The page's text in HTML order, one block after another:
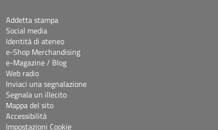
Addetta stampa
Social media
Identità di ateneo
e-Shop Merchandising
e-Magazine / Blog
Web radio
Inviaci una segnalazione
Segnala un illecito
Mappa del sito
Accessibilità
Impostazioni Cookie